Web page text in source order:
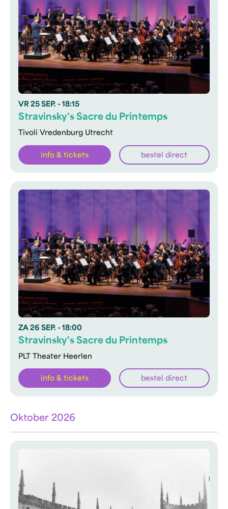
VR 25 SEP. - 18:15
Tivoli Vredenburg Utrecht
Stravinsky's Sacre du Printemps
info & tickets bestel direct
ZA 26 SEP. - 18:00
PLT Theater Heerlen
Stravinsky's Sacre du Printemps
info & tickets bestel direct
Oktober 2026